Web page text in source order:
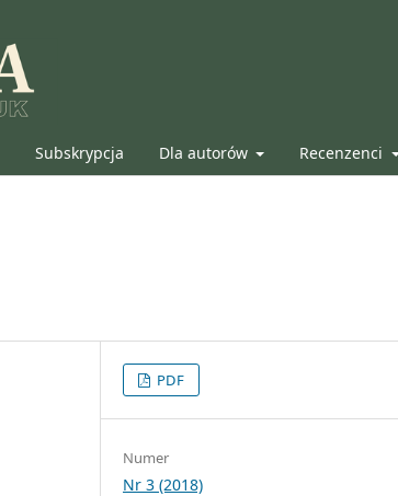
Subskrypcja Dla autorów Recenzenci
PDF
Numer
Nr 3 (2018)